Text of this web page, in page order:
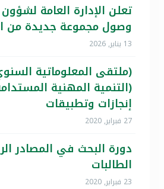
تعلن الإدارة العامة
وصول مجموعة جديدة من
13 يناير, 2026
(ملتقى المعلوماتية
(التنمية المهنية
إنجازات وتطبيقات
27 فبراير, 2020
دورة البحث في المصادر
الطالبات
23 فبراير, 2020